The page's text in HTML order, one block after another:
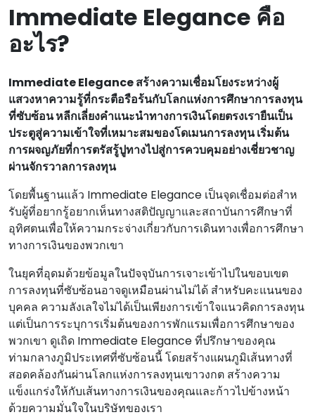
Immediate Elegance คือ
อะไร?
Immediate Elegance สร้างความเชื่อมโยงระหว่างผู้
แสวงหาความรู้ที่กระตือรือร้นกับโลกแห่งการศึกษาการลงทุน
ที่ซับซ้อน หลีกเลี่ยงคําแนะนําทางการเงินโดยตรงเรายืนเป็น
ประตูสู่ความเข้าใจที่เหมาะสมของโดเมนการลงทุน เริ่มต้น
การผจญภัยที่การตรัสรู้ปูทางไปสู่การควบคุมอย่างเชี่ยวชาญ
ผ่านจักรวาลการลงทุน
โดยพื้นฐานแล้ว Immediate Elegance เป็นจุดเชื่อมต่อสําห
รับผู้ที่อยากรู้อยากเห็นทางสติปัญญาและสถาบันการศึกษาที่
อุทิศตนเพื่อให้ความกระจ่างเกี่ยวกับการเดินทางเพื่อการศึกษา
ทางการเงินของพวกเขา
ในยุคที่อุดมด้วยข้อมูลในปัจจุบันการเจาะเข้าไปในขอบเขต
การลงทุนที่ซับซ้อนอาจดูเหมือนผ่านไม่ได้ สําหรับคะแนนของ
บุคคล ความลังเลใจไม่ได้เป็นเพียงการเข้าใจแนวคิดการลงทุน
แต่เป็นการระบุการเริ่มต้นของการพักแรมเพื่อการศึกษาของ
พวกเขา ดูเถิด Immediate Elegance ที่ปรึกษาของคุณ
ท่ามกลางภูมิประเทศที่ซับซ้อนนี้ โดยสร้างแผนภูมิเส้นทางที่
สอดคล้องกันผ่านโลกแห่งการลงทุนเขาวงกต สร้างความ
แข็งแกร่งให้กับเส้นทางการเงินของคุณและก้าวไปข้างหน้า
ด้วยความมั่นใจในบริษัทของเรา